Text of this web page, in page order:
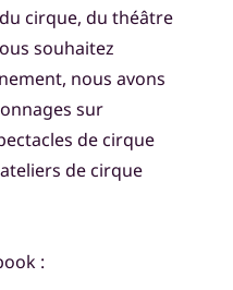
cirque, du théâtre
souhaitez
nous avons
sur
de cirque
de cirque
: